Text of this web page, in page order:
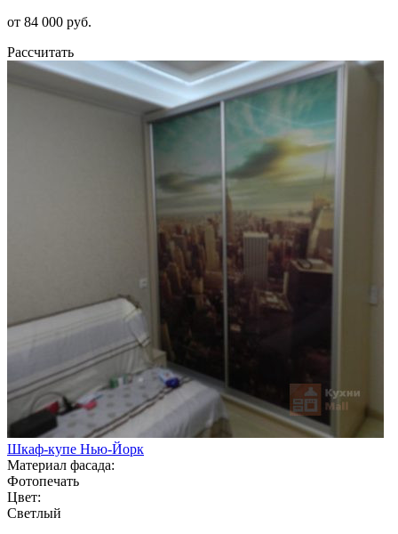
от 84 000 руб.
Рассчитать
Шкаф-купе Нью-Йорк
Материал фасада:
Фотопечать
Цвет:
Светлый